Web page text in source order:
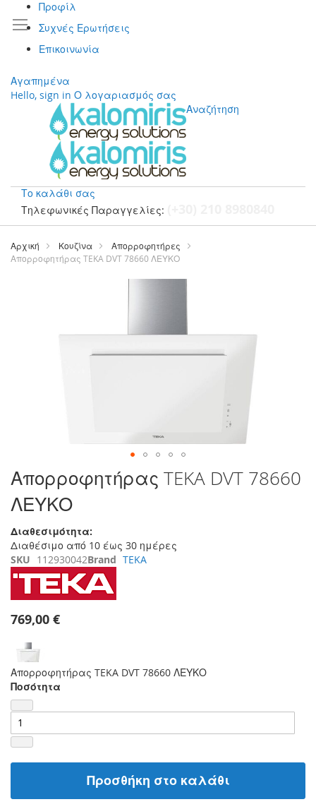
Προφίλ
Συχνές Ερωτήσεις
Επικοινωνία
Αγαπημένα
Hello, sign in Ο λογαριασμός σας
Αναζήτηση
Το καλάθι σας
Τηλεφωνικές Παραγγελίες:
Μετάβαση
περιεχόμενο
Αρχική Κουζίνα
Απορροφητήρες
Απορροφητήρας TEKA DVT 78660 ΛΕΥΚΟ
Μετάβαση
στην
αρχή
της
συλλογής
εικόνων
Απορροφητήρας TEKA DVT 78660
ΛΕΥΚΟ
Διαθεσιμότητα:
Διαθέσιμο από 10 έως 30 ημέρες
SKU 112930042Brand TEKA
769,00 €
Απορροφητήρας TEKA DVT 78660 ΛΕΥΚΟ
Ποσότητα
Προσθήκη στο καλάθι